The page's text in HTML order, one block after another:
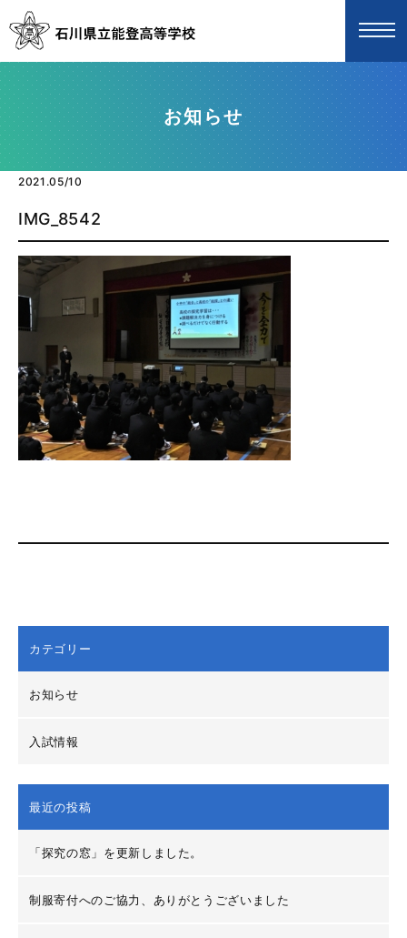
お知らせ
2021.05/10
IMG_8542
カテゴリー
お知らせ
入試情報
最近の投稿
「探究の窓」を更新しました。
制服寄付へのご協力、ありがとうございました